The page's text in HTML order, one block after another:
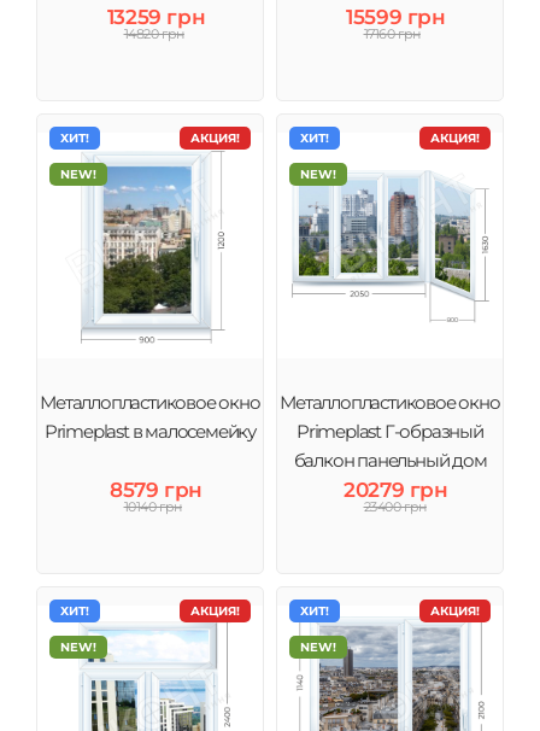
13259 грн
14820 грн
15599 грн
17160 грн
АКЦИЯ!
ХИТ!
NEW!
Металлопластиковое окно
Primeplast в малосемейку
8579 грн
10140 грн
АКЦИЯ!
ХИТ!
NEW!
Металлопластиковое окно
Primeplast Г-образный
балкон панельный дом
20279 грн
23400 грн
АКЦИЯ!
ХИТ!
NEW!
АКЦИЯ!
ХИТ!
NEW!